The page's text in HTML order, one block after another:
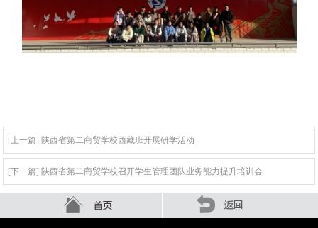
[上一篇] 陕西省第二商贸学校西藏班开展研学活动
[下一篇] 陕西省第二商贸学校召开学生管理团队业务能力提升培训会